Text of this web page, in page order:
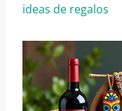
ideas de regalos